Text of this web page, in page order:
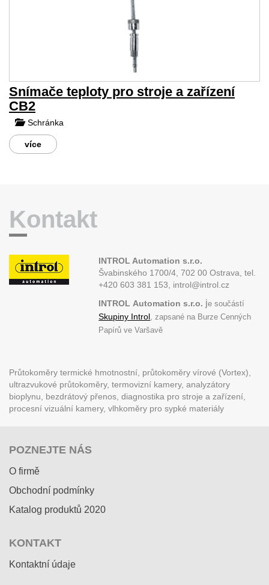
Snímače teploty pro stroje a zařízení
CB2
Schránka
více
Kontakt
INTROL Automation s.r.o.
Švabinského 1700/4, 702 00 Ostrava,tel.
+420 603 381 153, introl@introl.cz
INTROL Automation s.r.o. je součástí
Skupiny Introl, zapsané na Burze Cenných
Papírů ve Varšavě
Průtokoměry termické hmotnostní, průtokoměry vírové (Vortex),
ultrazvukové průtokoměry, termovizní kamery, analyzátory
bioplynu, bezdrátový přenos, diagnostika pro stroje a zařízení,
procesní vizuální kamery, vlhkoměry pro sypké materiály
POZNEJTE NÁS
O firmě
Obchodní podmínky
Katalog produktů 2020
KONTAKT
Kontaktní údaje